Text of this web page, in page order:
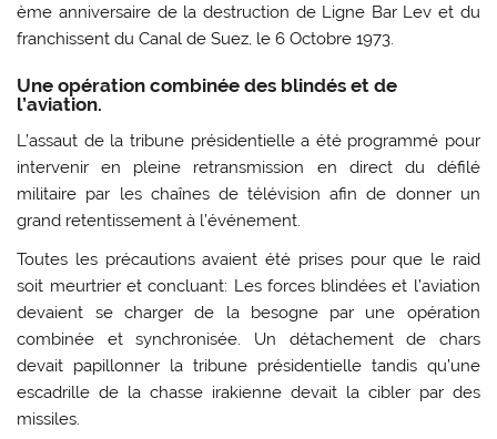
ème anniversaire de la destruction de Ligne Bar Lev et du
franchissent du Canal de Suez, le 6 Octobre 1973.
Une opération combinée des blindés et de
l’aviation.
L’assaut de la tribune présidentielle a été programmé pour
intervenir en pleine retransmission en direct du défilé
militaire par les chaînes de télévision afin de donner un
grand retentissement à l’événement.
Toutes les précautions avaient été prises pour que le raid
soit meurtrier et concluant: Les forces blindées et l’aviation
devaient se charger de la besogne par une opération
combinée et synchronisée. Un détachement de chars
devait papillonner la tribune présidentielle tandis qu’une
escadrille de la chasse irakienne devait la cibler par des
missiles.